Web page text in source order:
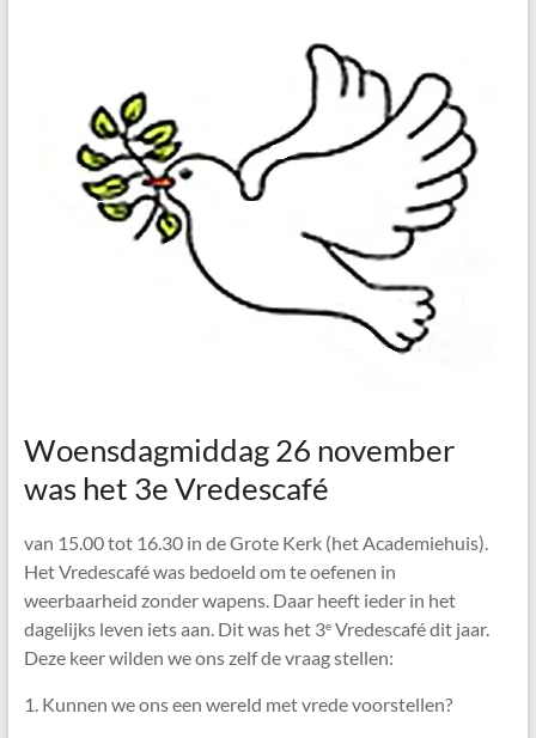
Woensdagmiddag 26 november
was het 3e Vredescafé
van 15.00 tot 16.30 in de Grote Kerk (het Academiehuis).
Het Vredescafé was bedoeld om te oefenen in
weerbaarheid zonder wapens. Daar heeft ieder in het
dagelijks leven iets aan. Dit was het 3eVredescafé dit jaar.
Deze keer wilden we ons zelf de vraag stellen:
1. Kunnen we ons een wereld met vrede voorstellen?